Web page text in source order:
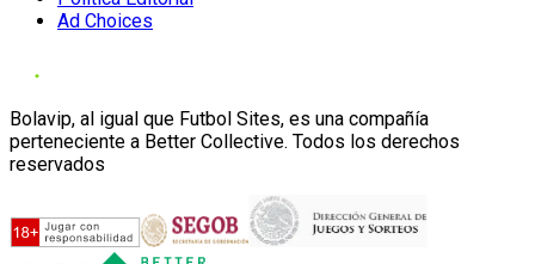
Ad Choices
Bolavip, al igual que Futbol Sites, es una compañía
perteneciente a Better Collective. Todos los derechos
reservados